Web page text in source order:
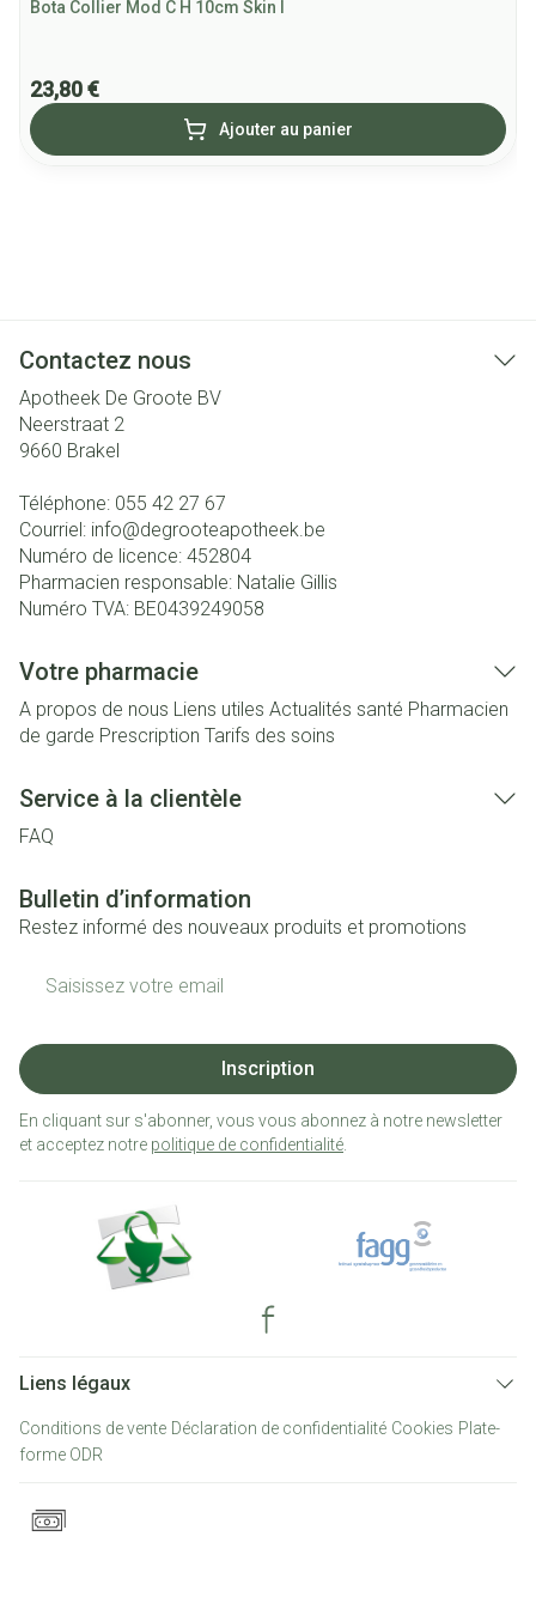
Bota Collier Mod C H 10cm Skin l
23,80 €
Ajouter au panier
Contactez nous
Apotheek De Groote BV
Neerstraat 2
9660 Brakel
Téléphone: 055 42 27 67
Courriel: info@degrooteapotheek.be
Numéro de licence: 452804
Pharmacien responsable: Natalie Gillis
Numéro TVA: BE0439249058
Votre pharmacie
A propos de nous Liens utiles Actualités santé Pharmacien
de garde Prescription Tarifs des soins
Service à la clientèle
FAQ
Bulletin d’information
Restez informé des nouveaux produits et promotions
Inscription
En cliquant sur s'abonner, vous vous abonnez à notre newsletter
et acceptez notre politique de confidentialité
Liens légaux
Conditions de vente Déclaration de confidentialité Cookies Plate-
forme ODR